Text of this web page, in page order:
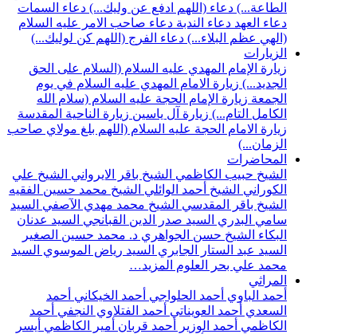
الطاعة...) دعاء (اللهم ادفع عن وليك...) دعاء السمات
دعاء العهد دعاء الندبة دعاء صاحب الامر عليه السلام
(الهي عظم البلاء...) دعاء الفرج (اللهم كن لوليك...)
الزيارات
زيارة الإمام المهدي عليه السلام (السلام على الحق
الجديد...) زيارة الامام المهدي عليه السلام في يوم
الجمعة زيارة الإمام الحجة عليه السلام (سلام الله
الكامل التام...) زيارة آل ياسين زيارة الناحية المقدسة
زيارة الامام الحجة عليه السلام (اللهم بلغ مولاي صاحب
الزمان...)
المحاضرات
الشيخ حبيب الكاظمي الشيخ باقر الايرواني الشيخ علي
الكوراني الشيخ أحمد الوائلي الشيخ محمد حسين الفقيه
الشيخ باقر المقدسي الشيخ محمد مهدي الآصفي السيد
سامي البدري السيد صدر الدين القبانجي السيد عدنان
البكاء الشيخ حسن الجواهري د. محمد حسين الصغير
السيد عبد الستار الجابري السيد رياض الموسوي السيد
محمد علي بحر العلوم المزيد…
المراثي
أحمد الباوي أحمد الحلواجي أحمد الخيكاني أحمد
السعدي أحمد العويناتي أحمد الفتلاوي النجفي أحمد
الكاظمي أحمد الوزير أحمد قربان أمير الكاظمي أيسر